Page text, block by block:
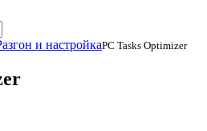
и настройкаPC Tasks Optimizer